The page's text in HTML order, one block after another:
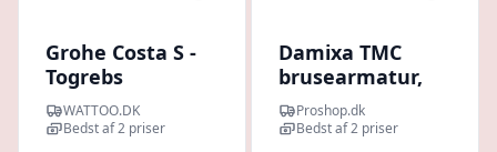
Grohe Costa S -
Togrebs
brusearmartur
uden termostat
WATTOO.DK
Bedst af 2 priser
Damixa TMC
brusearmatur,
krom
Proshop.dk
Bedst af 2 priser